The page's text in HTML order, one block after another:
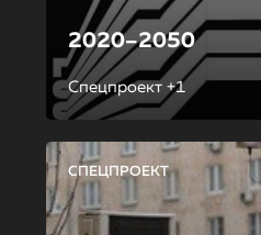
2020–2050
Спецпроект +1
СПЕЦПРОЕКТ